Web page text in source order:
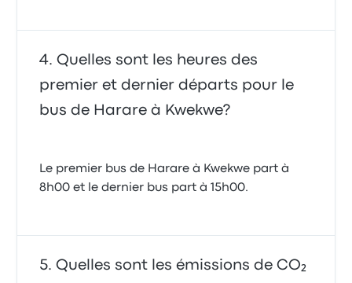
Quelles sont les heures des
premier et dernier départs pour le
bus de Harare à Kwekwe?
Le premier bus de Harare à Kwekwe part à
8h00 et le dernier bus part à 15h00.
Quelles sont les émissions de CO₂